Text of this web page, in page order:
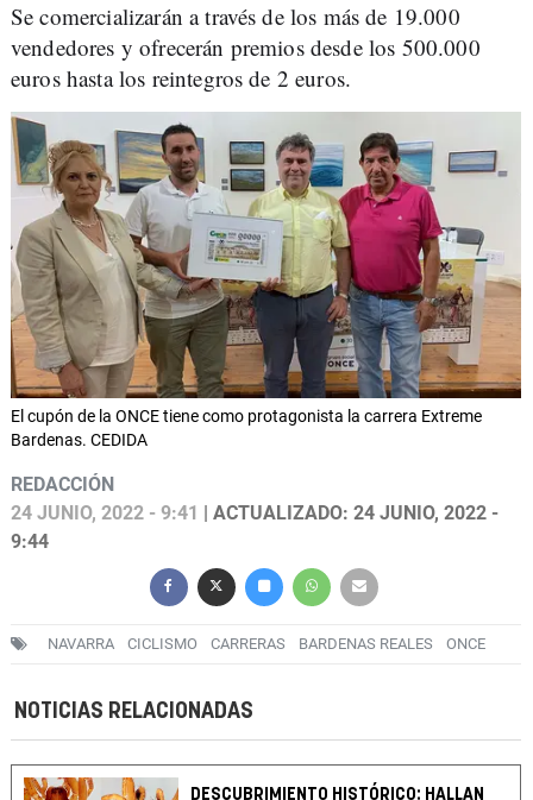
Se comercializarán a través de los más de 19.000
vendedores y ofrecerán premios desde los 500.000
euros hasta los reintegros de 2 euros.
El cupón de la ONCE tiene como protagonista la carrera Extreme
Bardenas. CEDIDA
REDACCIÓN
24 JUNIO, 2022 - 9:41
| ACTUALIZADO: 24 JUNIO, 2022 -
9:44
NAVARRA CICLISMO CARRERAS BARDENAS REALES ONCE
NOTICIAS RELACIONADAS
DESCUBRIMIENTO HISTÓRICO: HALLAN